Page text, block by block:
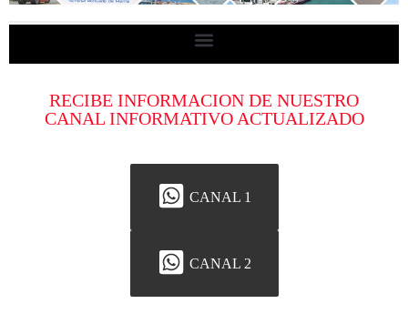
RECIBE INFORMACION DE NUESTRO
CANAL INFORMATIVO ACTUALIZADO
CANAL 1
CANAL 2